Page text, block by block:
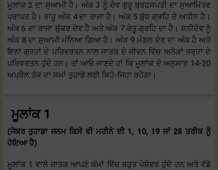
ਮੂਲਾਂਕ 2 ਦਾ ਸੁਆਮੀ ਹੈ। ਅੰਕ 3 ਨੂੰ ਦੇਵ ਗੁਰੂ ਬ੍ਰਹਸਪਤੀ ਦਾ ਸੁਆਮਿੱਤਵ
ਪ੍ਰਾਪਤ ਹੈ। ਰਾਹੂ ਅੰਕ 4 ਦਾ ਰਾਜਾ ਹੈ। ਅੰਕ 5 ਬੁੱਧ ਗ੍ਰਹਿ ਦੇ ਅਧੀਨ ਹੈ।
ਅੰਕ 6 ਦਾ ਰਾਜਾ ਸ਼ੁੱਕਰ ਦੇਵ ਹੈ ਅਤੇ ਅੰਕ 7 ਕੇਤੂ ਗ੍ਰਹਿ ਦਾ ਹੈ। ਸ਼ਨੀਦੇਵ ਨੂੰ
ਅੰਕ 8 ਦਾ ਸੁਆਮੀ ਮੰਨਿਆ ਗਿਆ ਹੈ। ਅੰਕ 9 ਮੰਗਲ ਦੇਵ ਦਾ ਅੰਕ ਹੈ ਅਤੇ
ਇਨਾਂ ਗ੍ਰਹਾਂ ਦੇ ਪਰਿਵਰਤਨ ਨਾਲ ਜਾਤਕ ਦੇ ਜੀਵਨ ਵਿੱਚ ਅਨੇਕਾਂ ਤਰ੍ਹਾਂ ਦੇ
ਪਰਿਵਰਤਨ ਹੁੰਦੇ ਹਨ। ਤਾਂ ਆਓ ਜਾਣਦੇ ਹਾਂ ਕਿ ਮੂਲਾਂਕ ਦੇ ਅਨੁਸਾਰ 14-20
ਅਪ੍ਰੈਲ ਤੱਕ ਦਾ ਸਮਾਂ ਤੁਹਾਡੇ ਲਈ ਕਿਹੋ-ਜਿਹਾ ਰਹੇਗਾ।
ਮੂਲਾਂਕ 1
(ਜੇਕਰ ਤੁਹਾਡਾ ਜਨਮ ਕਿਸੇ ਵੀ ਮਹੀਨੇ ਦੀ 1, 10, 19 ਜਾਂ 28 ਤਰੀਕ ਨੂੰ
ਹੋਇਆ ਹੈ)
ਮੂਲਾਂਕ 1 ਵਾਲੇ ਜਾਤਕ ਆਪਣੇ ਕੰਮਾਂ ਵਿੱਚ ਬਹੁਤ ਪੇਸ਼ੇਵਰ ਹੁੰਦੇ ਹਨ ਅਤੇ ਵੱਡੇ